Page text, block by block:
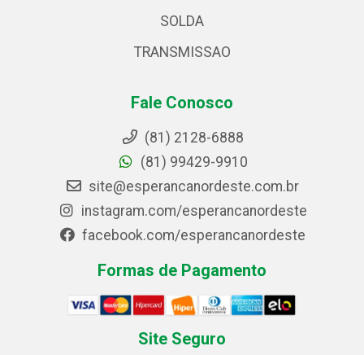
SOLDA
TRANSMISSAO
Fale Conosco
(81) 2128-6888
(81) 99429-9910
site@esperancanordeste.com.br
instagram.com/esperancanordeste
facebook.com/esperancanordeste
Formas de Pagamento
Site Seguro